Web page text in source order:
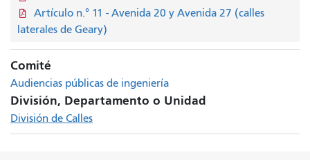
Artículo n.° 11 - Avenida 20 y Avenida 27 (calles
laterales de Geary)
Comité
Audiencias públicas de ingeniería
División, Departamento o Unidad
División de Calles